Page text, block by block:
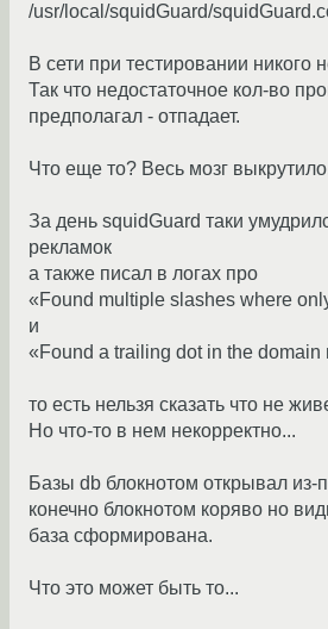
/usr/local/squidGuard/
В сети при тестировании никого
Так что недостаточное кол-во
предполагал - отпадает.
Что еще то? Весь мозг
За день squidGuard таки
рекламок
а также писал в логах про
«Found multiple slashes where
и
«Found a trailing dot in the domain
то есть нельзя сказать что не
Но что-то в нем некорректно...
Базы db блокнотом открывал из-
конечно блокнотом коряво но
база сформирована.
Что это может быть то...